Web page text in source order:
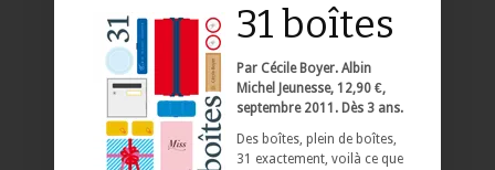
31 boîtes
Par Cécile Boyer. Albin
Michel Jeunesse, 12,90 €,
septembre 2011. Dès 3 ans.
Des boîtes, plein de boîtes,
31 exactement, voilà ce que